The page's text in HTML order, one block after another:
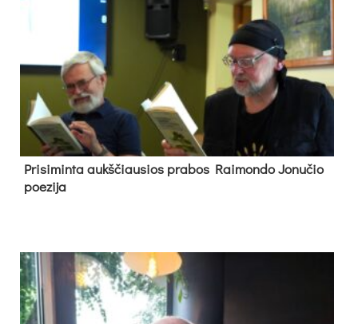
Pri­si­min­ta aukš­čiau­sios pra­bos Rai­mon­do Jo­nu­čio
poe­zi­ja